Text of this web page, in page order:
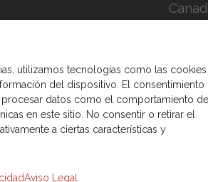
utilizamos tecnologías como las cookies
del dispositivo. El consentimiento
datos como el comportamiento de
en este sitio. No consentir o retirar el
a ciertas características y
Aviso LegalCanadá España.